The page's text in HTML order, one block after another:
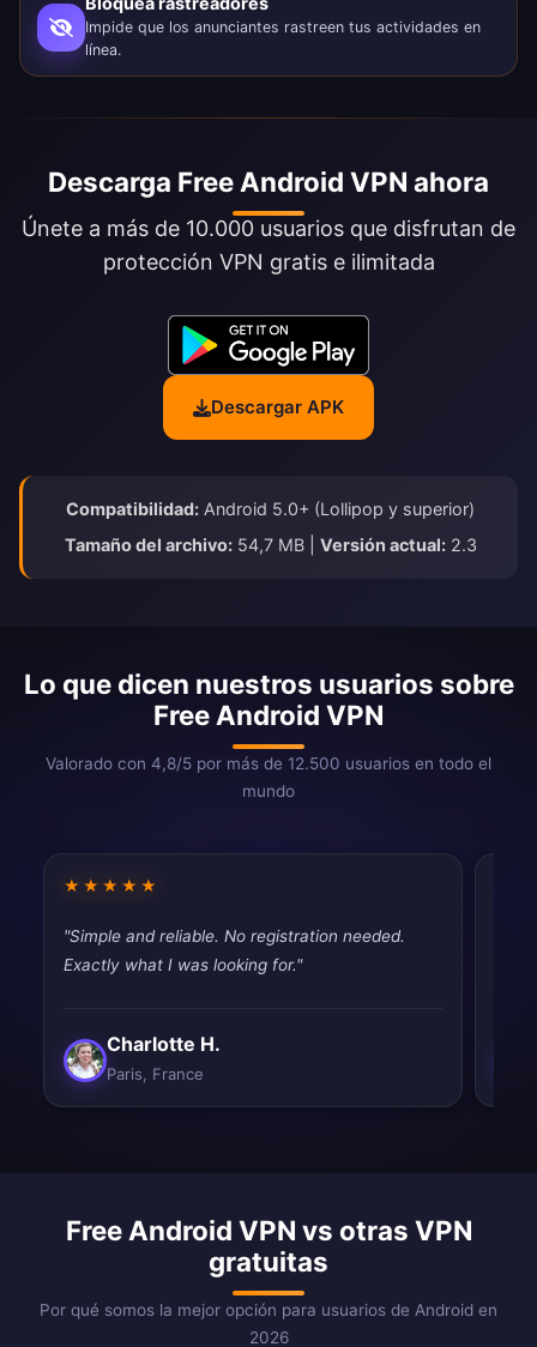
Impide que los anunciantes rastreen tus actividades en
línea.
Descarga Free Android VPN ahora
Únete a más de 10.000 usuarios que disfrutan de
protección VPN gratis e ilimitada
Descargar APK
Compatibilidad: Android 5.0+ (Lollipop y superior)
Tamaño del archivo:54,7 MB | Versión actual:2.3
Lo que dicen nuestros usuarios sobre
Free Android VPN
Valorado con 4,8/5 por más de 12.500 usuarios en todo el
mundo
★★★★★
"Simple and reliable. No registration needed.
Exactly what I was looking for."
Charlotte H.
Paris, France
Free Android VPN vs otras VPN
gratuitas
Por qué somos la mejor opción para usuarios de Android en
2026